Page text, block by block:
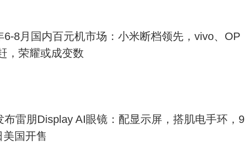
6-8月国内百元机市场：小米断档领先，vivo、OP
，荣耀或成变数
布雷朋Display AI眼镜：配显示屏，搭肌电手环，9
美国开售